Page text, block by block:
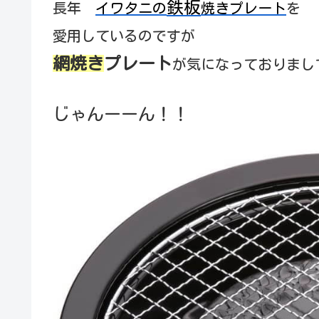
長年 イワタニの鉄板焼きプレート を
愛用しているのですが
網焼きプレートが気になっておりま
じゃんーーん！！